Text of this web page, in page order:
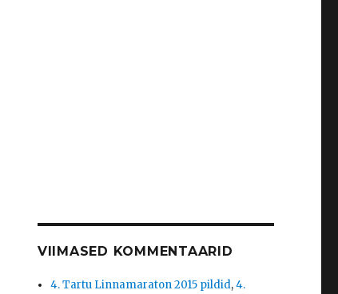
VIIMASED KOMMENTAARID
4. Tartu Linnamaraton 2015 pildid,4.